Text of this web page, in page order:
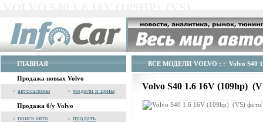
ГЛАВНАЯ
Продажа новых Volvo
» автосалоны » модели и цены
Продажа б/у Volvo
» поиск авто » продать
ВСЕ МОДЕЛИ VOLVO : : Volvo S40
Volvo S40 1.6 16V (109hp)